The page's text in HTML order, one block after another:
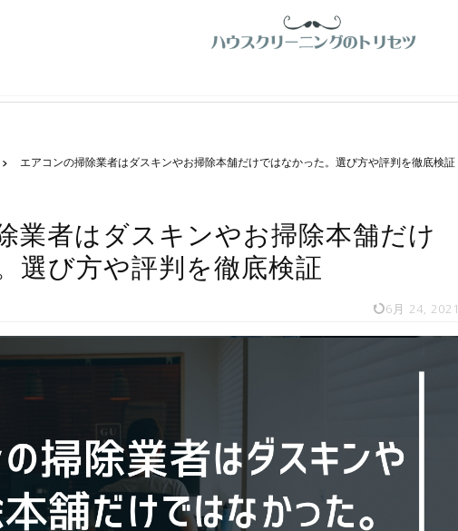
エアコンの掃除業者はダスキンやお掃除本舗だけではなかった。選び方や評判を徹底検証
業者はダスキンやお掃除本舗だけ
選び方や評判を徹底検証
6月 24, 2021